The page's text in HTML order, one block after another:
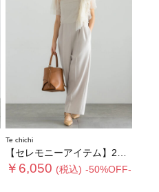
Te chichi
【セレモニーアイテム】2タックベアオールインワン（セットアップ可）
￥6,050 (税込) -50%OFF-